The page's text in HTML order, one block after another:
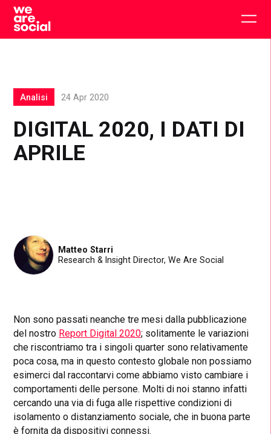
Skip
content
DIGITAL 2020, I DATI DI
APRILE
Analisi 24 Apr 2020
Matteo Starri
Research & Insight Director, We Are Social
Non sono passati neanche tre mesi dalla pubblicazione
del nostro Report Digital 2020; solitamente le variazioni
che riscontriamo tra i singoli quarter sono relativamente
poca cosa, ma in questo contesto globale non possiamo
esimerci dal raccontarvi come abbiamo visto cambiare i
comportamenti delle persone. Molti di noi stanno infatti
cercando una via di fuga alle rispettive condizioni di
isolamento o distanziamento sociale, che in buona parte
è fornita da dispositivi connessi.